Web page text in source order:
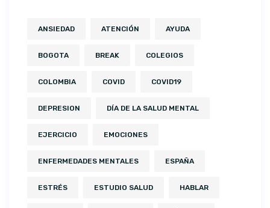
ANSIEDAD ATENCIÓN AYUDA
BOGOTA BREAK COLEGIOS
COLOMBIA COVID COVID19
DEPRESION DÍA DE LA SALUD MENTAL
EJERCICIO EMOCIONES
ENFERMEDADES MENTALES ESPAÑA
ESTRÉS ESTUDIO SALUD HABLAR